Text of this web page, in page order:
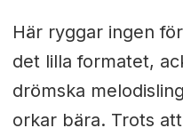
Här ryggar ingen
det lilla formatet,
drömska
orkar bära. Trots